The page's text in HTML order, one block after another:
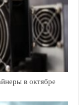
в октябре